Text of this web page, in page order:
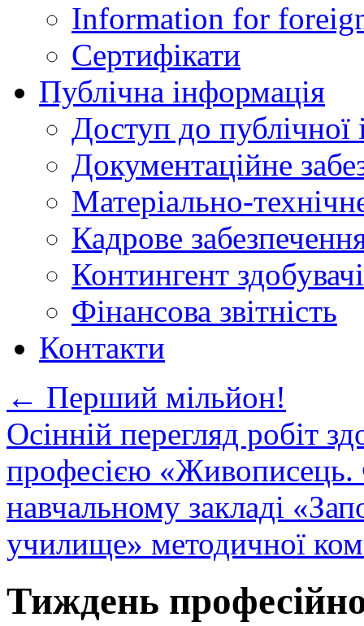
Information for
Сертифікати
Публічна інформація
Доступ до публічної
Документаційне
Матеріально-
Кадрове
Контингент
Фінансова звітність
Контакти
← Перший мільйон!
Осінній перегляд робіт
професією
навчальному закладі
училище» методичної
Тиждень